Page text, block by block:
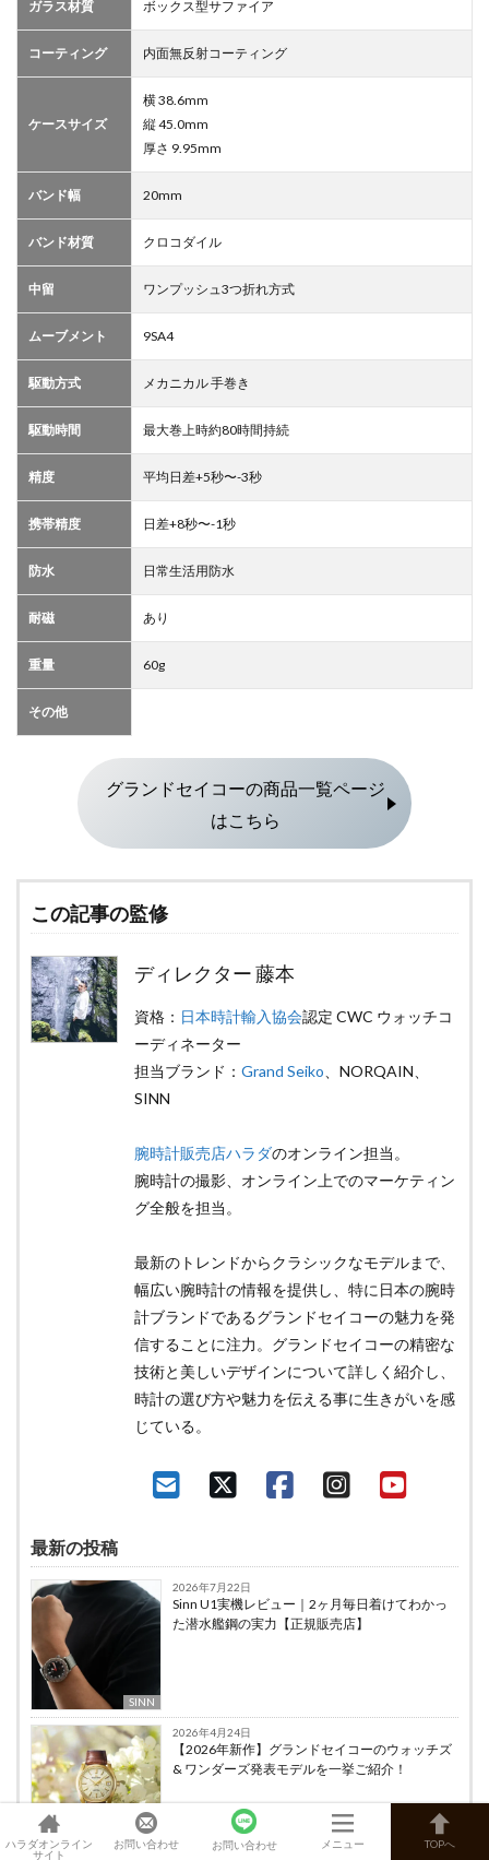
ガラス材質 ボックス型サファイア
コーティング 内面無反射コーティング
ケースサイズ
横 38.6mm
縦 45.0mm
厚さ 9.95mm
バンド幅 20mm
バンド材質 クロコダイル
中留 ワンプッシュ3つ折れ方式
ムーブメント 9SA4
駆動方式 メカニカル 手巻き
駆動時間 最大巻上時約80時間持続
精度 平均日差+5秒〜-3秒
携帯精度 日差+8秒〜-1秒
防水 日常生活用防水
耐磁 あり
重量 60g
その他
グランドセイコーの商品一覧ページ
はこちら
この記事の監修
ディレクター 藤本
資格： 日本時計輸入協会認定 CWC ウォッチコ
ーディネーター
担当ブランド： Grand Seiko 、NORQAIN、
SINN
腕時計販売店ハラダのオンライン担当。
腕時計の撮影、オンライン上でのマーケティン
グ全般を担当。
最新のトレンドからクラシックなモデルまで、
幅広い腕時計の情報を提供し、特に日本の腕時
計ブランドであるグランドセイコーの魅力を発
信することに注力。グランドセイコーの精密な
技術と美しいデザインについて詳しく紹介し、
時計の選び方や魅力を伝える事に生きがいを感
じている。
最新の投稿
SINN
2026年7月22日
Sinn U1実機レビュー｜2ヶ月毎日着けてわかっ
た潜水艦鋼の実力【正規販売店】
グランドセイコー
2026年4月24日
【2026年新作】グランドセイコーのウォッチズ
& ワンダーズ発表モデルを一挙ご紹介！
ハラダオンライン
サイト
お問い合わせ お問い合わせ メニュー TOPへ